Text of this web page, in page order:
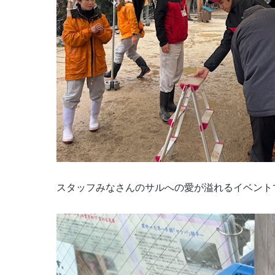
スタッフみなさんのサルへの愛が溢れるイベント